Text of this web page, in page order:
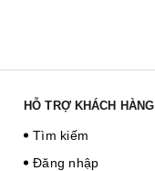
HỖ TRỢ KHÁCH HÀNG
Tìm kiếm
Đăng nhập